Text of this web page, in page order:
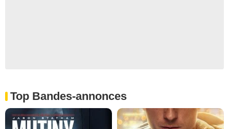
Top Bandes-annonces